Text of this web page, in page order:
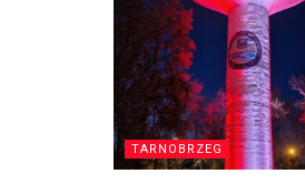
TARNOBRZEG